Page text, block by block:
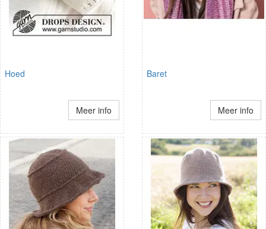
Hoed
Meer info
Baret
Meer info